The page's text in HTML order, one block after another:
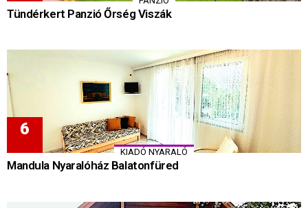
Tündérkert Panzió Őrség Viszák
KIADÓ NYARALÓ
Mandula Nyaralóház Balatonfüred